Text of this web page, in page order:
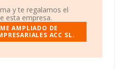
ha crecido un
y teniendo en cuenta la
de INFORMA, ha contado con
y te regalamos el
esta empresa.
AMPLIADO DE
ACC SL.